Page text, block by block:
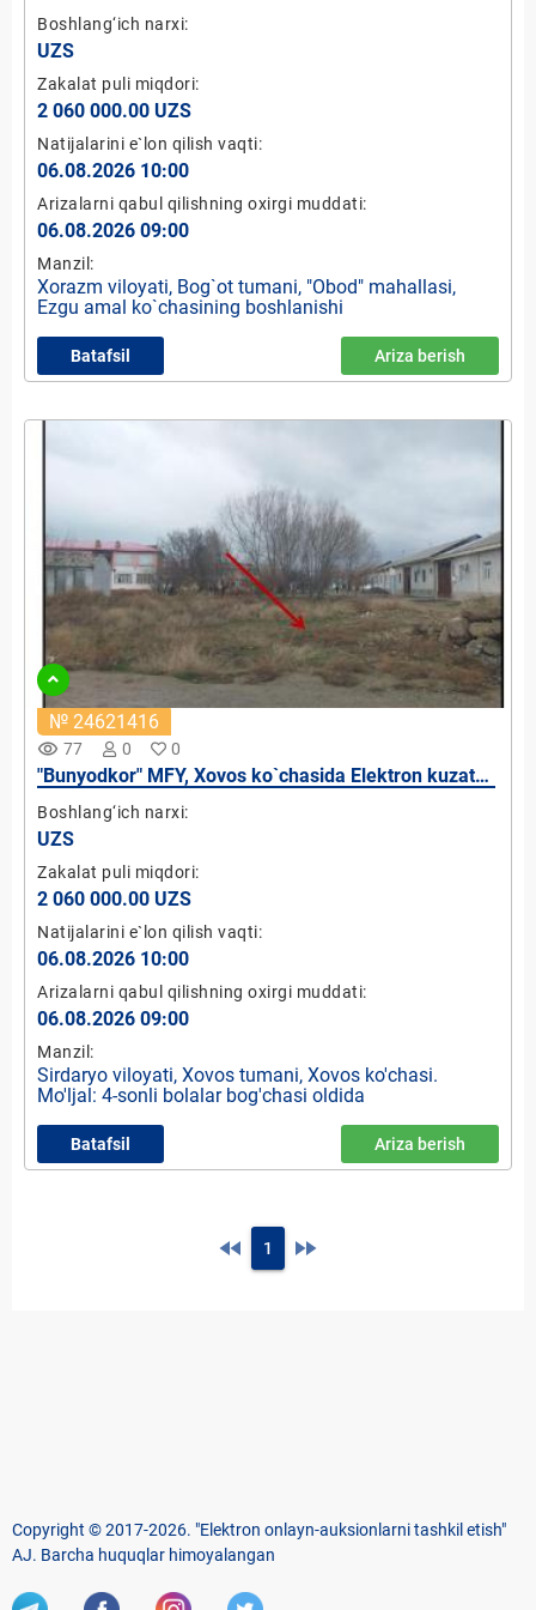
"Jamoatchilik nazorati maskani"
Boshlang‘ich narxi:
UZS
Zakalat puli miqdori:
2 060 000.00 UZS
Natijalarini e`lon qilish vaqti:
06.08.2026 10:00
Arizalarni qabul qilishning oxirgi muddati:
06.08.2026 09:00
Manzil:
Xorazm viloyati, Bog`ot tumani, "Obod" mahallasi,
Ezgu amal ko`chasining boshlanishi
Batafsil Ariza berish
remove_red_eye 77 0 0
№ 24621416
"Bunyodkor" MFY, Xovos ko`chasida Elektron kuzatuv
maskani faoliyatini tashkil etish uchun bo`sh yer
maydoni (Ijaraga)
Boshlang‘ich narxi:
UZS
Zakalat puli miqdori:
2 060 000.00 UZS
Natijalarini e`lon qilish vaqti:
06.08.2026 10:00
Arizalarni qabul qilishning oxirgi muddati:
06.08.2026 09:00
Manzil:
Sirdaryo viloyati, Xovos tumani, Xovos ko'chasi.
Mo'ljal: 4-sonli bolalar bog'chasi oldida
Batafsil Ariza berish
fast_rewind 1 fast_forward
Copyright © 2017-2026. "Elektron onlayn-auksionlarni tashkil etish"
AJ. Barcha huquqlar himoyalangan